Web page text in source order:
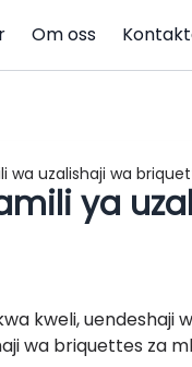
Om oss
wa uzalishaji wa
ya
kweli, uendeshaji
wa briquettes za